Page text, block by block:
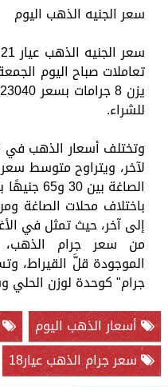
سعر الجنيه الذهب اليوم
تعاملات صباح اليوم
للشراء.
وتختلف أسعار الذهب
لآخر، ويتراوح متوسط
الصاغة
باختلاف محلات الصاغة
من سعر جرام الذهب،
جرام" كوحدة لوزن الحلي
أسعار الذهب اليوم
سعر جرام الذهب عيار18